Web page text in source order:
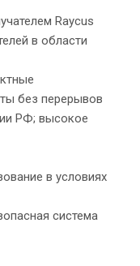
Raycus
в области
без перерывов
РФ; высокое
в условиях
система